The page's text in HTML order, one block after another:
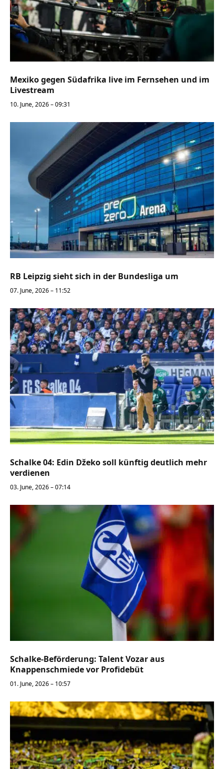
Mexiko gegen Südafrika live im Fernsehen und im
Livestream
10. June, 2026 – 09:31
RB Leipzig sieht sich in der Bundesliga um
07. June, 2026 – 11:52
Schalke 04: Edin Džeko soll künftig deutlich mehr
verdienen
03. June, 2026 – 07:14
Schalke-Beförderung: Talent Vozar aus
Knappenschmiede vor Profidebüt
01. June, 2026 – 10:57